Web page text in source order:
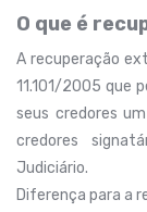
O que é
A recuperação
11.101/2005 que
seus credores
credores
Judiciário.
Diferença para a